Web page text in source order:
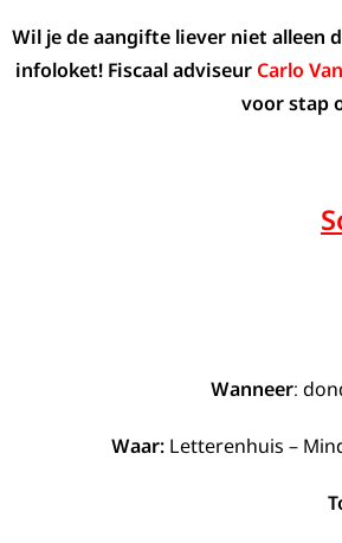
Wil je de aangifte liever niet alleen
infoloket! Fiscaal adviseur Carlo
voor stap
Wanneer:
Waar:Letterenhuis –